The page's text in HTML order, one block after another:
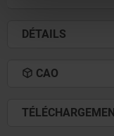
DÉTAILS
CAO